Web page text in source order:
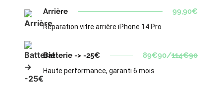
Arrière 99,90€
Réparation vitre arrière iPhone 14 Pro
Batterie -> -25€ 89€90/114€90
Haute performance, garanti 6 mois